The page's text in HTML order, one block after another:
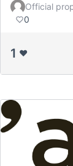
Veïnes del
Official
0
1 ❤️